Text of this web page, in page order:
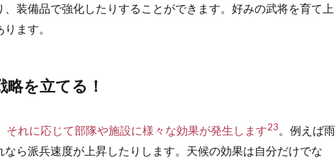
装備品で強化したりすることができます。好みの武将を育て上
ます。
を立てる！
れに応じて部隊や施設に様々な効果が発生します23。例えば雨
ら派兵速度が上昇したりします。天候の効果は自分だけでな